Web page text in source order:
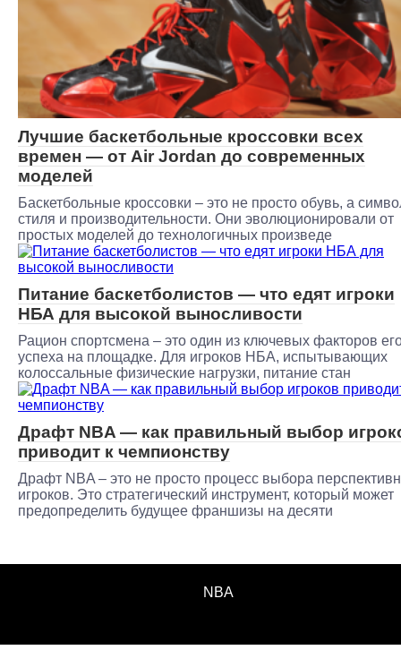
Лучшие баскетбольные кроссовки всех
времен — от Air Jordan до современных
моделей
Баскетбольные кроссовки – это не просто обувь, а
стиля и производительности. Они эволюционировали от
простых моделей до технологичных произведе
Питание баскетболистов — что едят игроки
НБА для высокой выносливости
Рацион спортсмена – это один из ключевых факторов
успеха на площадке. Для игроков НБА, испытывающих
колоссальные физические нагрузки, питание стан
Драфт NBA — как правильный выбор
приводит к чемпионству
Драфт NBA – это не просто процесс выбора
игроков. Это стратегический инструмент, который может
предопределить будущее франшизы на десяти
NBA